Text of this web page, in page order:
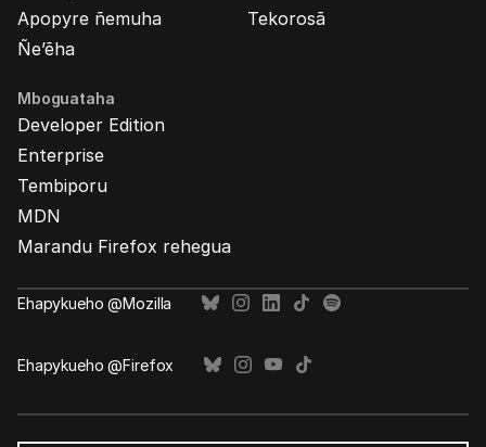
Apopyre ñemuha
Ñe’ẽha
Tekorosã
Mboguataha
Developer Edition
Enterprise
Tembiporu
MDN
Marandu Firefox rehegua
Ehapykueho @Mozilla
Ehapykueho @Firefox